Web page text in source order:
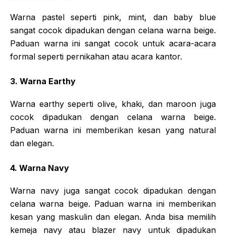
Warna pastel seperti pink, mint, dan baby blue
sangat cocok dipadukan dengan celana warna beige.
Paduan warna ini sangat cocok untuk acara-acara
formal seperti pernikahan atau acara kantor.
3. Warna Earthy
Warna earthy seperti olive, khaki, dan maroon juga
cocok dipadukan dengan celana warna beige.
Paduan warna ini memberikan kesan yang natural
dan elegan.
4. Warna Navy
Warna navy juga sangat cocok dipadukan dengan
celana warna beige. Paduan warna ini memberikan
kesan yang maskulin dan elegan. Anda bisa memilih
kemeja navy atau blazer navy untuk dipadukan